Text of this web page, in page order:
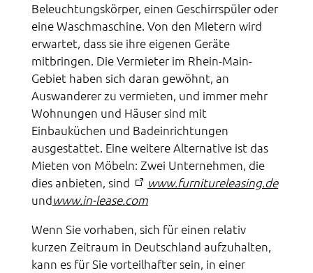
Beleuchtungskörper, einen Geschirrspüler oder
eine Waschmaschine. Von den Mietern wird
erwartet, dass sie ihre eigenen Geräte
mitbringen. Die Vermieter im Rhein-Main-
Gebiet haben sich daran gewöhnt, an
Auswanderer zu vermieten, und immer mehr
Wohnungen und Häuser sind mit
Einbauküchen und Badeinrichtungen
ausgestattet. Eine weitere Alternative ist das
Mieten von Möbeln: Zwei Unternehmen, die
dies anbieten, sind
www.furnitureleasing.de
undwww.in-lease.com
Wenn Sie vorhaben, sich für einen relativ
kurzen Zeitraum in Deutschland aufzuhalten,
kann es für Sie vorteilhafter sein, in einer